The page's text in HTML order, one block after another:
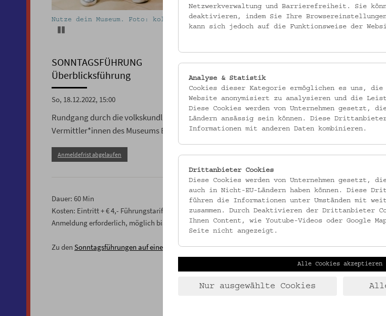
Nutze dein Museum. Foto: kollektiv fischka/kramar © Volkskundemuseum Wien
SONNTAGSFÜHRUNG
Überblicksführung
So, 18.12.2022, 15:00
Rundgang durch die volkskundliche Dauerausstellung und Die Küsten Österreichs.Jeden
Vermittler*innen des Museums Einblicke in die laufenden Ausstellungs- und Forschungsprojekte.
Anmeldefrist abgelaufen
Dauer: 60 Min
Kosten: Eintritt + € 4,- Führungstarif
Anmeldung erforderlich, möglich bis 1 Stunde vor Führungsbeginn
Zu den Sonntagsführungen auf einen Blick
Netzwerkverwaltung und Barrierefreiheit. Sie
deaktivieren, indem Sie Ihre
kann sich jedoch auf die Funktionsweise der
Analyse & Statistik
Cookies dieser Kategorie ermöglichen es uns, die
Website anonymisiert zu analysieren und die
Diese Cookies werden von Unternehmen gesetzt,
Ländern ansässig sein können. Diese
Informationen mit anderen Daten kombinieren.
Drittanbieter Cookies
Diese Cookies werden von Unternehmen gesetzt,
auch in Nicht-EU-Ländern haben können. Diese
führen die Informationen unter Umständen mit
zusammen. Durch Deaktivieren der Drittanbieter
Ihnen Content, wie Youtube-Videos oder Google
Seite nicht angezeigt.
Alle Cookies akzeptieren
Nur ausgewählte Cookies